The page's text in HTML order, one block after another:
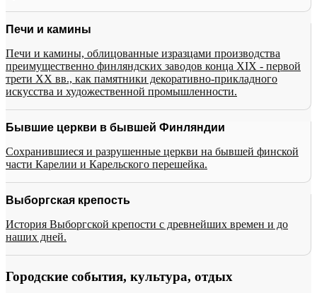
Печи и камины
Печи и камины, облицованные изразцами производства
преимущественно финляндских заводов конца XIX - первой
трети XX вв., как памятники декоративно-прикладного
искусства и художественной промышленности.
Бывшие церкви в бывшей Финляндии
Сохранившиеся и разрушенные церкви на бывшей финской
части Карелии и Карельского перешейка.
Выборгская крепость
История Выборгской крепости с древнейших времен и до
наших дней.
Городские события, культура, отдых